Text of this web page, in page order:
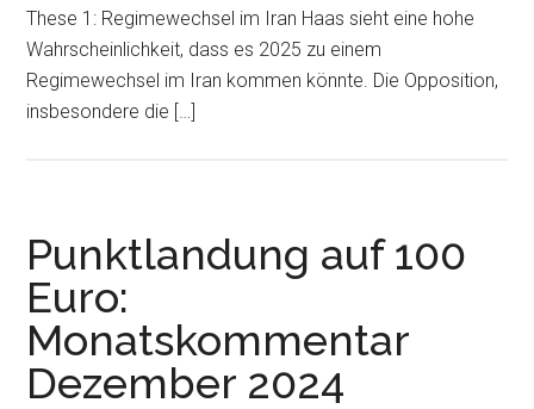
These 1: Regimewechsel im Iran Haas sieht eine hohe
Wahrscheinlichkeit, dass es 2025 zu einem
Regimewechsel im Iran kommen könnte. Die Opposition,
insbesondere die […]
Punktlandung auf 100
Euro:
Monatskommentar
Dezember 2024